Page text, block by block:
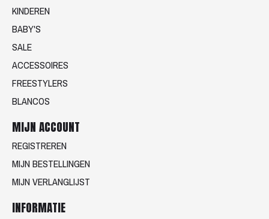
KINDEREN
BABY'S
SALE
ACCESSOIRES
FREESTYLERS
BLANCOS
MIJN ACCOUNT
REGISTREREN
MIJN BESTELLINGEN
MIJN VERLANGLIJST
INFORMATIE